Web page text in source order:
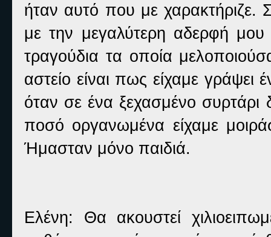
ήταν αυτό που με χαρακτήριζε.
με την μεγαλύτερη αδερφή
τραγούδια τα οποία
αστείο είναι πως είχαμε γράψει
όταν σε ένα ξεχασμένο
ποσό οργανωμένα είχαμε
Ήμασταν μόνο παιδιά.
Ελένη: Θα ακουστεί